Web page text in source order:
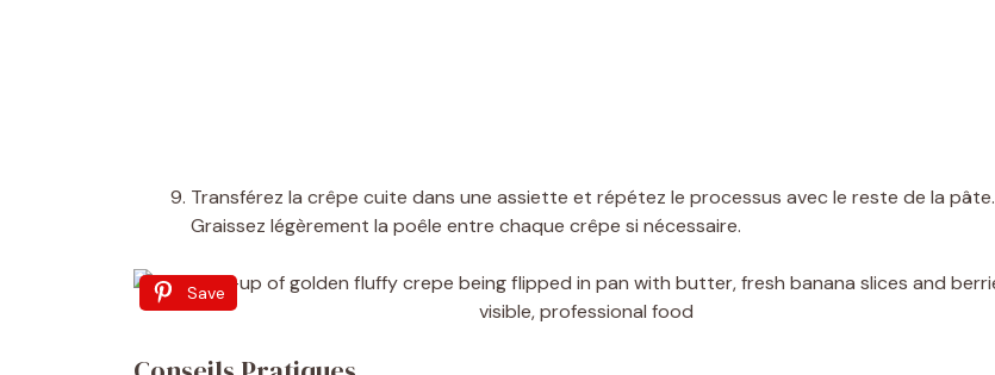
Transférez la crêpe cuite dans une assiette et répétez le processus avec le reste de la pâte.
Graissez légèrement la poêle entre chaque crêpe si nécessaire.
Save